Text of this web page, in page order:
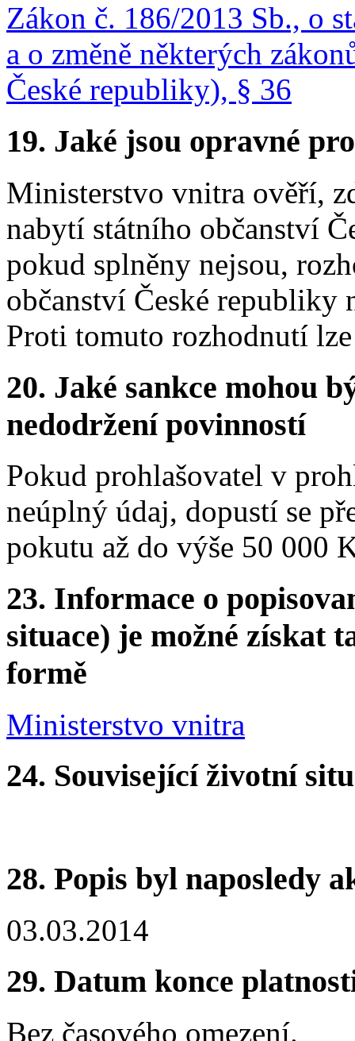
Zákon č. 186/2013 Sb., o
a o změně některých
České republiky), § 36
19. Jaké jsou opravné
Ministerstvo vnitra ověří,
nabytí státního občanství
pokud splněny nejsou,
občanství České republiky
Proti tomuto rozhodnutí
20. Jaké sankce mohou
nedodržení povinností
Pokud prohlašovatel v
neúplný údaj, dopustí se
pokutu až do výše 50 000
23. Informace o
situace) je možné získat
formě
Ministerstvo vnitra
24. Související životní
28. Popis byl naposledy
03.03.2014
29. Datum konce
Bez časového omezení.